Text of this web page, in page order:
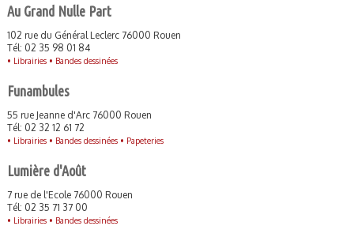
Au Grand Nulle Part
102 rue du Général Leclerc 76000 Rouen
Tél: 02 35 98 01 84
• Librairies • Bandes dessinées
Funambules
55 rue Jeanne d'Arc 76000 Rouen
Tél: 02 32 12 61 72
• Librairies • Bandes dessinées • Papeteries
Lumière d'Août
7 rue de l'Ecole 76000 Rouen
Tél: 02 35 71 37 00
• Librairies • Bandes dessinées